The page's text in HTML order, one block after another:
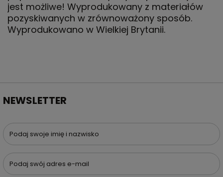
jest możliwe! Wyprodukowany z materiałów
pozyskiwanych w zrównoważony sposób.
Wyprodukowano w Wielkiej Brytanii.
NEWSLETTER
Podaj swoje imię i nazwisko
Podaj swój adres e-mail